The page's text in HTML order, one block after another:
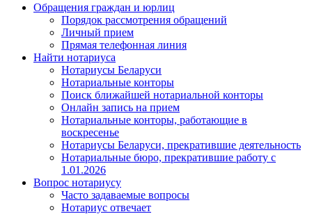
Обращения граждан и юрлиц
Порядок рассмотрения обращений
Личный прием
Прямая телефонная линия
Найти нотариуса
Нотариусы Беларуси
Нотариальные конторы
Поиск ближайшей нотариальной конторы
Онлайн запись на прием
Нотариальные конторы, работающие в
воскресенье
Нотариусы Беларуси, прекратившие деятельность
Нотариальные бюро, прекратившие работу с
1.01.2026
Вопрос нотариусу
Часто задаваемые вопросы
Нотариус отвечает